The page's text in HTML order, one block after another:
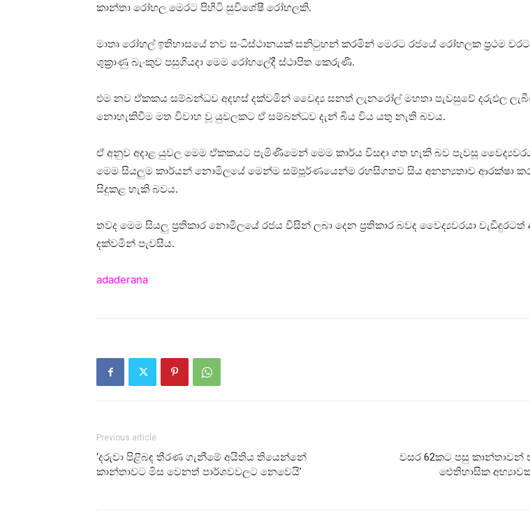
කාන්තා රෝහල මෙරට පිහිටි සුවිශේෂී රෝහලකි.
මාතෘ රෝහල් ඉතිහාසයේ නව සංධිස්ථානයක් සනිටුහන් කරමින් මෙරට රජයේ රෝහලක ප්‍රථම වරට
ශුක්‍රාණු බැංකුව පසුගියදා මෙම රෝහලේදී ස්ථාපිත කෙරුණි.
එම නව ඒකකය සම්බන්ධව අදහස් දක්වමින් වෛද්‍ය සනත් ලැනරෝල් මහතා පැවසුවේ දරුඵල
නොහැකිවීම මත විවාහ වූ යුවලකට ඒ සම්බන්ධව දැන් බිය විය යතු නැති බවය.
ඒ අනුව අදාළ යුවල මෙම ඒකකයට පැමිණිමෙන් මෙම කාර්ය විසඳා ගත හැකි බව පැවසූ
මෙම සියලුම කාර්යන් නොමිලයේ මෙන්ම සම්පූර්ණයෙන්ම රහසිගතව සිය අනන්‍යතාව ආරක්ෂා
සිදුකළ හැකි බවය.
තවද මෙම සියලු ප්‍රතිකාර නොමිලයේ රජය විසින් ලබා දෙන ප්‍රතිකාර බවද වෛද්‍යවරයා වැඩිදුරටත්
දක්වමින් පැවසීය.
adaderana
Previous article
‘දරුවා පිළිබඳ තීරණ ගැනීමේ අයිතිය තියෙන්නේ
කාන්තාවට මිස වෙනත් පාර්ශවවලට නෙවෙයි’
වසර 62කට පසු කාන්තාවන්
ඓතිහාසික